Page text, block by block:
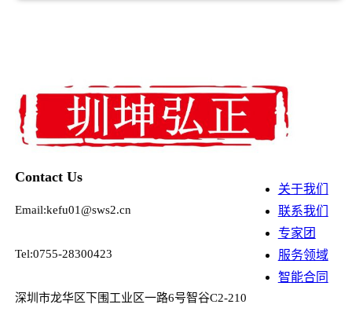
Contact Us
Email:kefu01@sws2.cn
Tel:0755-28300423
深圳市龙华区下围工业区一路6号智谷C2-210
关于我们
联系我们
专家团
服务领域
智能合同